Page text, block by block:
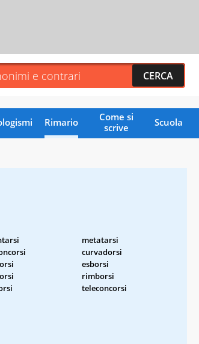
Rimario
Come si
scrive
Scuola
metatarsi
curvadorsi
esborsi
rimborsi
teleconcorsi